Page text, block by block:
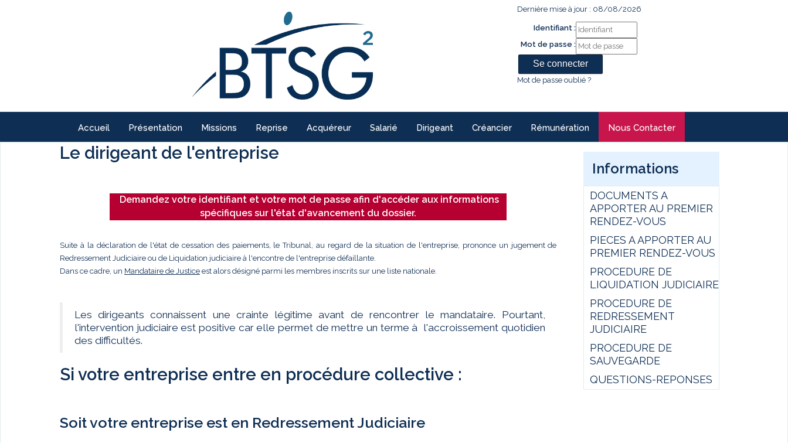
Dernière mise à jour : 08/08/2026
Identifiant :
Mot de passe :
Mot de passe oublié ?
Accueil Présentation Missions Reprise Acquéreur Salarié Dirigeant Créancier Rémunération Nous Contacter
Le dirigeant de l'entreprise
Demandez votre identifiant et votre mot de passe afin d'accéder aux informations
spécifiques sur l'état d'avancement du dossier.
Suite à la déclaration de l'état de cessation des paiements, le Tribunal, au regard de la situation de l'entreprise, prononce un jugement de
Redressement Judiciaire ou de Liquidation judiciaire à l'encontre de l'entreprise défaillante.
Dans ce cadre, un Mandataire de Justice est alors désigné parmi les membres inscrits sur une liste nationale.
Les dirigeants connaissent une crainte légitime avant de rencontrer le mandataire. Pourtant,
l'intervention judiciaire est positive car elle permet de mettre un terme à l'accroissement quotidien
des difficultés.
Si votre entreprise entre en procédure collective :
Soit votre entreprise est en Redressement Judiciaire
Informations
DOCUMENTS A
APPORTER AU PREMIER
RENDEZ-VOUS
PIECES A APPORTER AU
PREMIER RENDEZ-VOUS
PROCEDURE DE
LIQUIDATION JUDICIAIRE
PROCEDURE DE
REDRESSEMENT
JUDICIAIRE
PROCEDURE DE
SAUVEGARDE
QUESTIONS-REPONSES